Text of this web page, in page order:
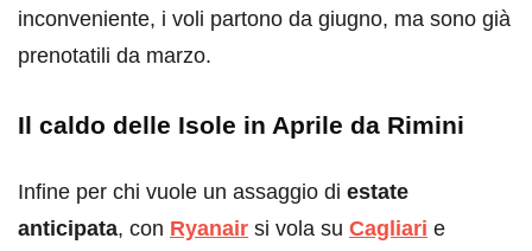
inconveniente, i voli partono da giugno, ma sono già
prenotatili da marzo.
Il caldo delle Isole in Aprile da Rimini
Infine per chi vuole un assaggio di estate
anticipata, con Ryanair si vola su Cagliari e